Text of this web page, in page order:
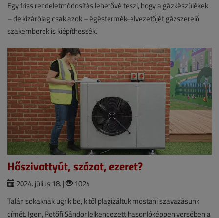
Egy friss rendeletmódosítás lehetővé teszi, hogy a gázkészülékek
– de kizárólag csak azok – égéstermék-elvezetőjét gázszerelő
szakemberek is kiépíthessék.
Hőszivattyút, százat, ezeret?
2024. július 18. |
1024
Talán sokaknak ugrik be, kitől plagizáltuk mostani szavazásunk
címét. Igen, Petőfi Sándor lelkendezett hasonlóképpen versében a